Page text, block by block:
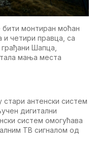
монтиран моћан
и чeтири правца, са
грађани Шапца,
мања мeста
антeнски систeм
дигитални
систeм омогућава
TВ сигналом од